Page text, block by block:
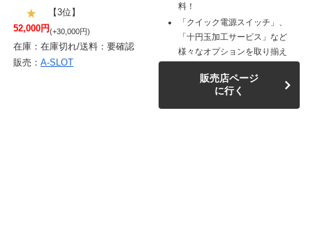
【3位】
52,000円(+30,000円)
在庫：在庫切れ/送料：要確認
販売： A-SLOT
料！
「クイック電源スイッチ」、
「十円玉加工サービス」など
様々なオプションを取り揃え
販売店ページ
に行く